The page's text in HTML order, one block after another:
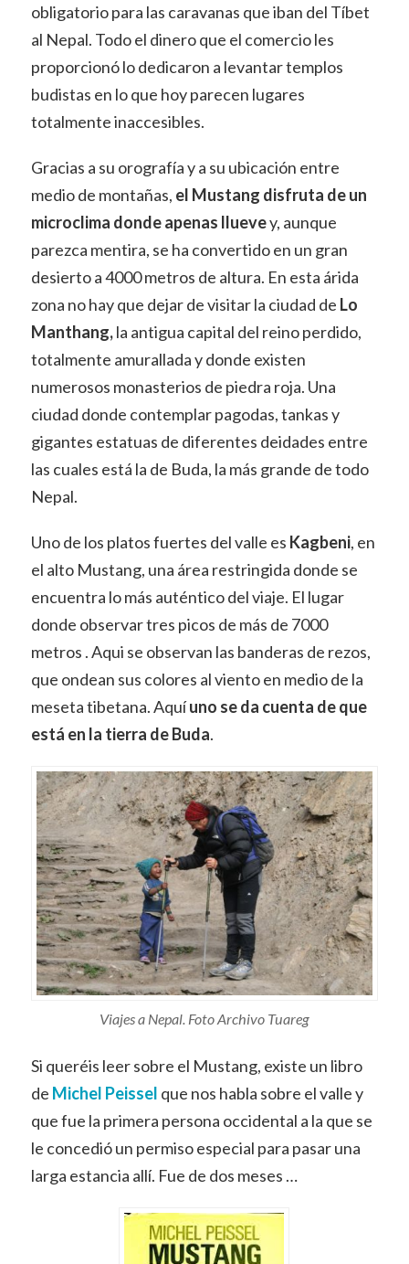
obligatorio para las caravanas que iban del Tíbet
al Nepal. Todo el dinero que el comercio les
proporcionó lo dedicaron a levantar templos
budistas en lo que hoy parecen lugares
totalmente inaccesibles.
Gracias a su orografía y a su ubicación entre
medio de montañas, el Mustang disfruta de un
microclima donde apenas lluevey, aunque
parezca mentira, se ha convertido en un gran
desierto a 4000 metros de altura. En esta árida
zona no hay que dejar de visitar la ciudad de Lo
Manthang,la antigua capital del reino perdido,
totalmente amurallada y donde existen
numerosos monasterios de piedra roja. Una
ciudad donde contemplar pagodas, tankas y
gigantes estatuas de diferentes deidades entre
las cuales está la de Buda, la más grande de todo
Nepal.
Uno de los platos fuertes del valle es Kagbeni, en
el alto Mustang, una área restringida donde se
encuentra lo más auténtico del viaje. El lugar
donde observar tres picos de más de 7000
metros . Aqui se observan las banderas de rezos,
que ondean sus colores al viento en medio de la
meseta tibetana. Aquíuno se da cuenta de que
está en la tierra de Buda.
Viajes a Nepal. Foto Archivo Tuareg
Si queréis leer sobre el Mustang, existe un libro
de Michel Peissel que nos habla sobre el valle y
que fue la primera persona occidental a la que se
le concedió un permiso especial para pasar una
larga estancia allí. Fue de dos meses …